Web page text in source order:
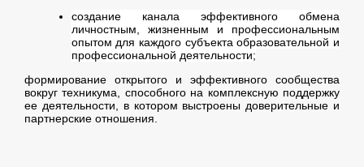
создание канала эффективного обмена
личностным, жизненным и профессиональным
опытом для каждого субъекта образовательной и
профессиональной деятельности;
формирование открытого и эффективного сообщества
вокруг техникума, способного на комплексную поддержку
ее деятельности, в котором выстроены доверительные и
партнерские отношения.